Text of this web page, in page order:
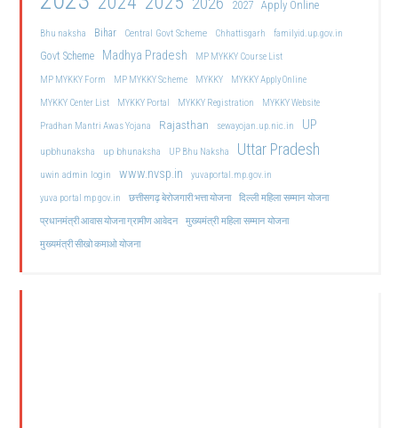
2027 Apply Online
Bhu naksha Bihar Central Govt Scheme Chhattisgarh familyid.up.gov.in
Govt Scheme Madhya Pradesh
MP MYKKY Course List
MP MYKKY Form
MP MYKKY Scheme MYKKY
MYKKY Apply Online
MYKKY Center List
MYKKY Portal MYKKY Registration
MYKKY Website
Pradhan Mantri Awas Yojana
Rajasthan sewayojan.up.nic.in UP
upbhunaksha up bhunaksha UP Bhu Naksha Uttar Pradesh
uwin admin login www.nvsp.in
yuvaportal.mp.gov.in
yuva portal mp gov.in
छत्तीसगढ़ बेरोजगारी भत्ता योजना दिल्ली महिला सम्मान योजना
प्रधानमंत्री आवास योजना ग्रामीण आवेदन मुख्यमंत्री महिला सम्मान योजना
मुख्यमंत्री सीखो कमाओ योजना